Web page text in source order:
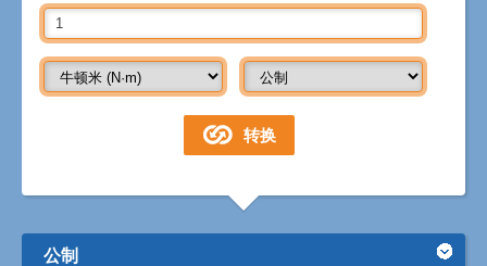
公制